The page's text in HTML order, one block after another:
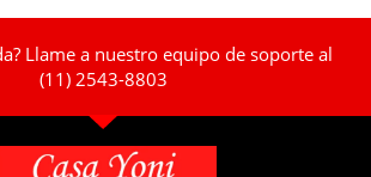
Llame a nuestro equipo de soporte al
(11) 2543-8803